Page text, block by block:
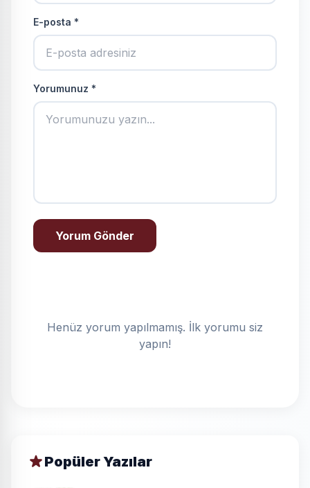
E-posta *
Yorumunuz *
Yorum Gönder
Henüz yorum yapılmamış. İlk yorumu siz
yapın!
Popüler Yazılar